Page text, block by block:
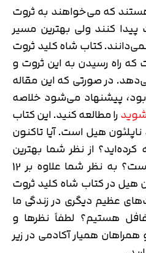
هستند که می‌خواهند به ثروت
کنند ولی بهترین مسیر
کتاب شاه کلید ثروت
که راه رسیدن به این ثروت و
در صورتی که این مقاله
پیشنهاد می‌شود خلاصه
را مطالعه کنید. این کتاب
ناپلئون هیل است. آیا تاکنون
کرده‌اید؟ از نظر شما بهترین
کتاب ناپلئون هیل کدام است؟ به نظر شما علاوه بر 12
هیل در کتاب شاه کلید ثروت
عظیم دیگری در زندگی ما
هستیم؟ لطفاً نظرها و
همیار آکادمی در زیر